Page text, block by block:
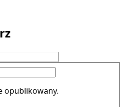
opublikowany.